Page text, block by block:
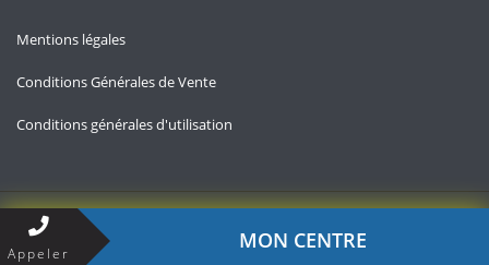
Mentions légales
Conditions Générales de Vente
Conditions générales d'utilisation
Copyright © 2026 — Allo-chomage.fr
Appeler
MON CENTRE